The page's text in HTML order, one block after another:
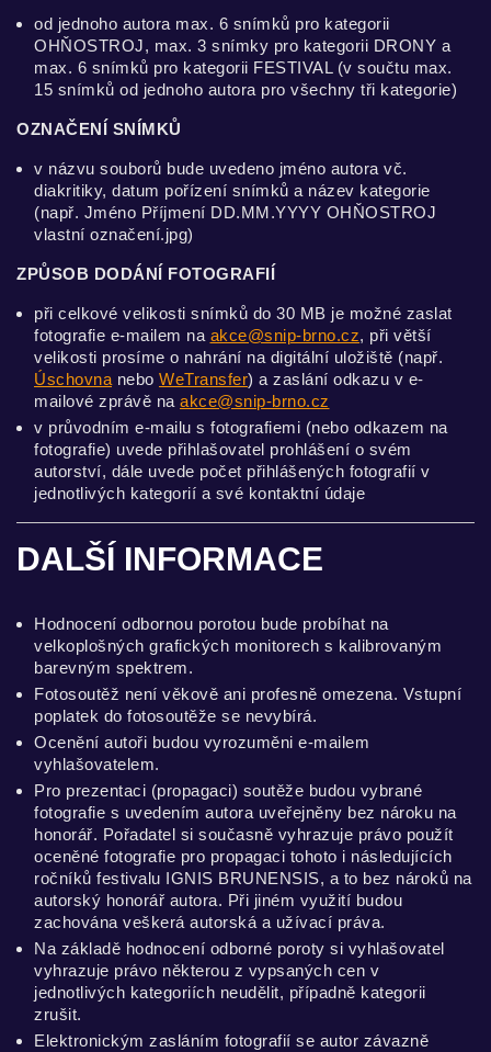
od jednoho autora max. 6 snímků pro kategorii
OHŇOSTROJ, max. 3 snímky pro kategorii DRONY a
max. 6 snímků pro kategorii FESTIVAL (v součtu max.
15 snímků od jednoho autora pro všechny tři kategorie)
OZNAČENÍ SNÍMKŮ
v názvu souborů bude uvedeno jméno autora vč.
diakritiky, datum pořízení snímků a název kategorie
(např. Jméno Příjmení DD.MM.YYYY OHŇOSTROJ
vlastní označení.jpg)
ZPŮSOB DODÁNÍ FOTOGRAFIÍ
při celkové velikosti snímků do 30 MB je možné zaslat
fotografie e-mailem na akce@snip-brno.cz, při větší
velikosti prosíme o nahrání na digitální uložiště (např.
Úschovna nebo WeTransfer) a zaslání odkazu v e-
mailové zprávě na akce@snip-brno.cz
v průvodním e-mailu s fotografiemi (nebo odkazem na
fotografie) uvede přihlašovatel prohlášení o svém
autorství, dále uvede počet přihlášených fotografií v
jednotlivých kategorií a své kontaktní údaje
DALŠÍ INFORMACE
Hodnocení odbornou porotou bude probíhat na
velkoplošných grafických monitorech s kalibrovaným
barevným spektrem.
Fotosoutěž není věkově ani profesně omezena. Vstupní
poplatek do fotosoutěže se nevybírá.
Ocenění autoři budou vyrozuměni e-mailem
vyhlašovatelem.
Pro prezentaci (propagaci) soutěže budou vybrané
fotografie s uvedením autora uveřejněny bez nároku na
honorář. Pořadatel si současně vyhrazuje právo použít
oceněné fotografie pro propagaci tohoto i následujících
ročníků festivalu IGNIS BRUNENSIS, a to bez nároků na
autorský honorář autora. Při jiném využití budou
zachována veškerá autorská a užívací práva.
Na základě hodnocení odborné poroty si vyhlašovatel
vyhrazuje právo některou z vypsaných cen v
jednotlivých kategoriích neudělit, případně kategorii
zrušit.
Elektronickým zasláním fotografií se autor závazně